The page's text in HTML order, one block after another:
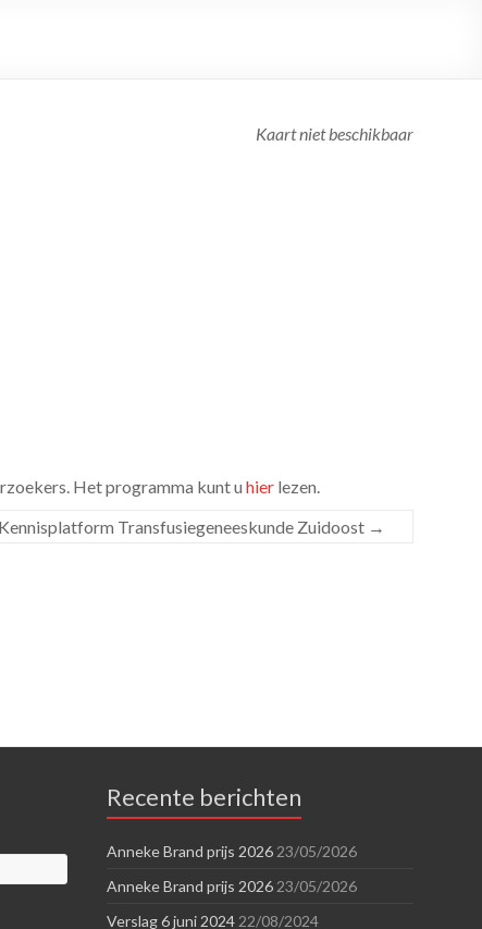
Kaart niet beschikbaar
Het programma kunt u hier lezen.
Transfusiegeneeskunde Zuidoost →
Recente berichten
Anneke Brand prijs 2026 23/05/2026
Anneke Brand prijs 2026 23/05/2026
Verslag 6 juni 2024 22/08/2024